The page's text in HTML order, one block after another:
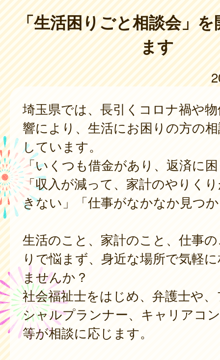
「生活困りごと相談会」
ます
埼玉県では、長引くコロナ禍や
響により、生活にお困りの方の
しています。
「いくつも借金があり、返済に
「収入が減って、家計のやりく
きない」「仕事がなかなか見つ
生活のこと、家計のこと、仕事
りで悩まず、身近な場所で気軽
ませんか？
社会福祉士をはじめ、弁護士や
シャルプランナー、キャリアコ
等が相談に応じます。